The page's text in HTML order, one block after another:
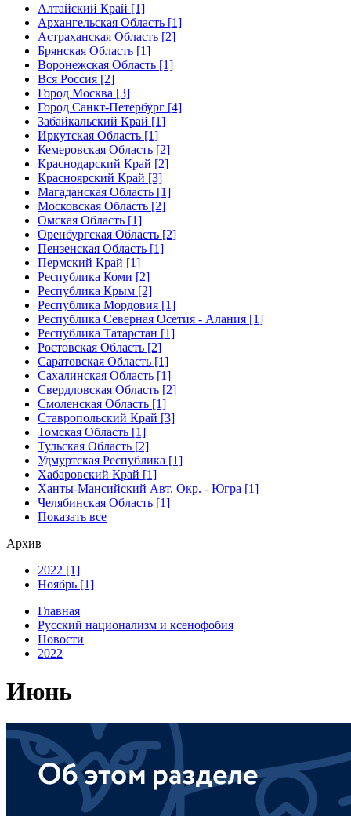
Алтайский Край [1]
Архангельская Область [1]
Астраханская Область [2]
Брянская Область [1]
Воронежская Область [1]
Вся Россия [2]
Город Москва [3]
Город Санкт-Петербург [4]
Забайкальский Край [1]
Иркутская Область [1]
Кемеровская Область [2]
Краснодарский Край [2]
Красноярский Край [3]
Магаданская Область [1]
Московская Область [2]
Омская Область [1]
Оренбургская Область [2]
Пензенская Область [1]
Пермский Край [1]
Республика Коми [2]
Республика Крым [2]
Республика Мордовия [1]
Республика Северная Осетия - Алания [1]
Республика Татарстан [1]
Ростовская Область [2]
Саратовская Область [1]
Сахалинская Область [1]
Свердловская Область [2]
Смоленская Область [1]
Ставропольский Край [3]
Томская Область [1]
Тульская Область [2]
Удмуртская Республика [1]
Хабаровский Край [1]
Ханты-Мансийский Авт. Окр. - Югра [1]
Челябинская Область [1]
Показать все
Архив
2022 [1]
Ноябрь [1]
Главная
Русский национализм и ксенофобия
Новости
2022
Июнь